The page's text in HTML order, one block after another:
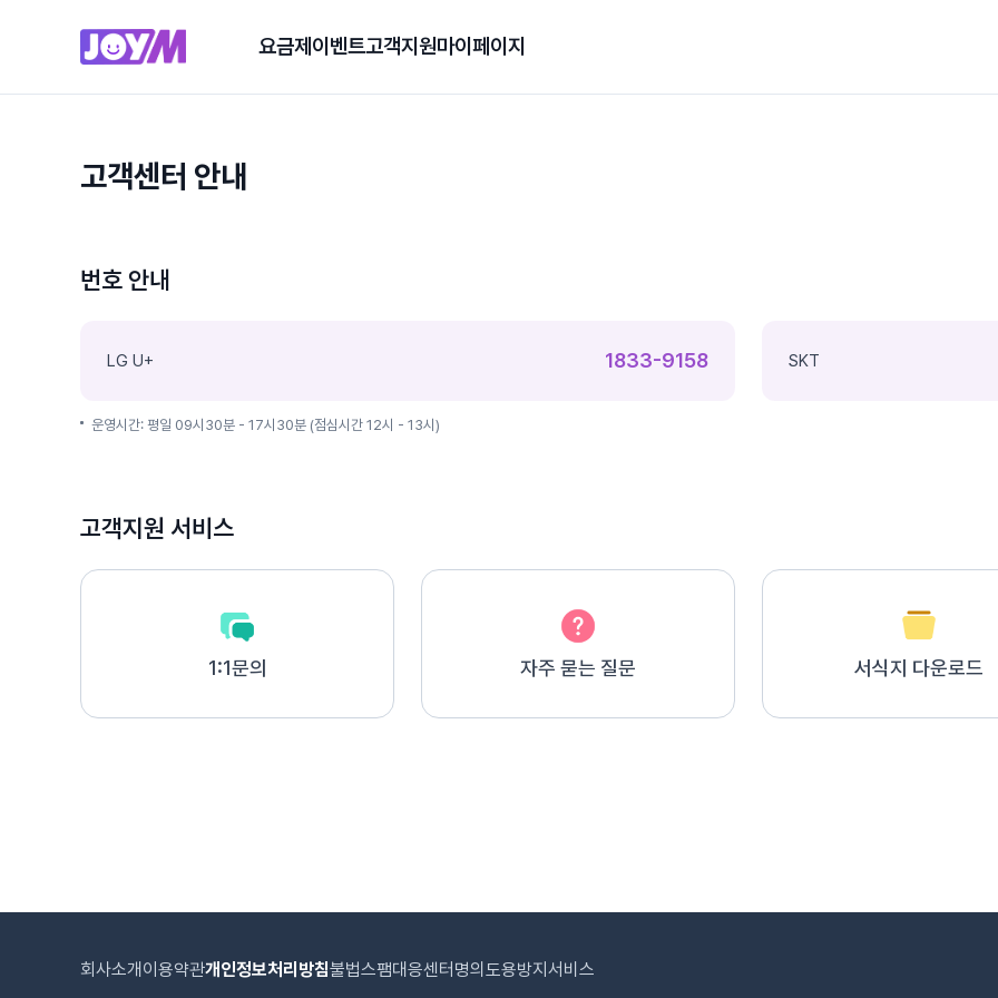
요금제 이벤트고객지원마이페이지
고객센터 안내
번호 안내
LG U+ 1833-9158 SKT
운영시간: 평일 09시30분 - 17시30분 (점심시간 12시 - 13시)
고객지원 서비스
1:1문의 자주 묻는 질문 서식지 다운로드
회사소개 이용약관개인정보처리방침불법스팸대응센터 명의도용방지서비스